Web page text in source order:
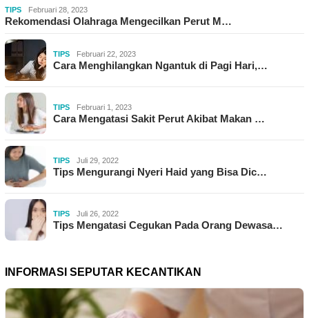
TIPS Februari 28, 2023
Rekomendasi Olahraga Mengecilkan Perut M…
TIPS Februari 22, 2023
Cara Menghilangkan Ngantuk di Pagi Hari,…
TIPS Februari 1, 2023
Cara Mengatasi Sakit Perut Akibat Makan …
TIPS Juli 29, 2022
Tips Mengurangi Nyeri Haid yang Bisa Dic…
TIPS Juli 26, 2022
Tips Mengatasi Cegukan Pada Orang Dewasa…
INFORMASI SEPUTAR KECANTIKAN